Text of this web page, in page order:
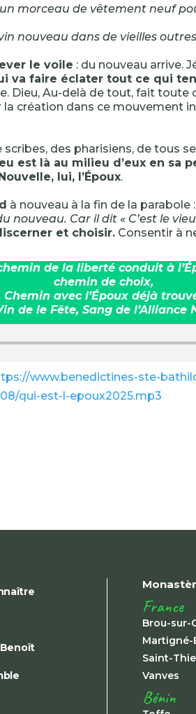
morceau de vêtement neuf
nouveau dans de vieilles
le voile : du nouveau arrive.
va faire éclater tout ce qui
Dieu, Au-delà de tout, fait toute
création dans ce mouvement
des pharisiens, de tous
est là au milieu d’eux en sa
lui, l’Époux.
à nouveau à la fin de la parabole :
nouveau. Car il dit « C’est le
et choisir. Consentir à
de la liberté conduit à
chemin de choix,
Chemin avec l’Époux déjà
de le Fête, Sang de l’Alliance
www.benedictines-ste-
qui-est-l-epoux2025.mp3
France
Brou-sur-
Martigné-
Saint-
Vanves
Bénin